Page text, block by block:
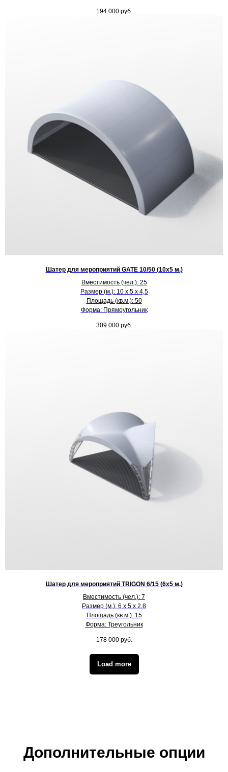
194 000 руб.
Шатер для мероприятий GATE 10/50 (10х5 м.)
Вместимость (чел.): 25
Размер (м.): 10 х 5 х 4,5
Площадь (кв.м.): 50
Форма: Прямоугольник
309 000 руб.
Шатер для мероприятий TRIGON 6/15 (6х5 м.)
Вместимость (чел.): 7
Размер (м.): 6 х 5 х 2,8
Площадь (кв.м.): 15
Форма: Треугольник
178 000 руб.
Load more
Дополнительные опции